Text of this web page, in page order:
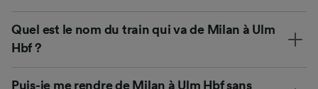
Quel est le nom du train qui va de Milan à Ulm
Hbf ?
Puis-je me rendre de Milan à Ulm Hbf sans